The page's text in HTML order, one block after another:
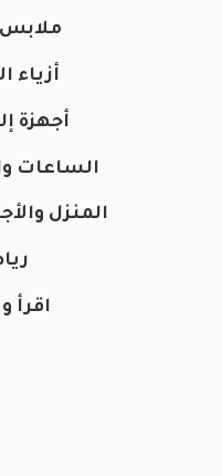
ملابس
أزياء
أجهزة
الساعات
المنزل
اقرأ